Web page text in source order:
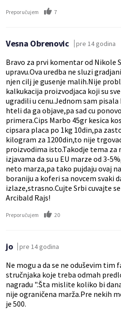
Preporučujem 7
Vesna Obrenovic pre 14 godina
Bravo za prvi komentar od Nikole
upravu.Ova uredba ne sluzi
njen cilj je gusenje malih.Nije
kalkukacija proizvodjaca koji su
ugradili u cenu.Jednom sam
hteli da ga objave,pa sad cu
primera.Cips Marbo 45gr kesica
cipsara placa po 1kg 10din,pa
kilogram za 1200din,to nije
proizvodima isto.Takodje tema za
izjavama da su u EU marze od 3-
neto marza,pa tako pujdaju ovaj
boraniju a koferi sa novcem svaki
izlaze,strasno.Cujte Srbi cuvajte
Arcibald Rajs!
Preporučujem 20
jo pre 14 godina
Ne mogu a da se ne oduševim
stručnjaka koje treba odmah
nagradu ".Šta mislite koliko bi
nije ograničena marža.Pre nekih
je 500.